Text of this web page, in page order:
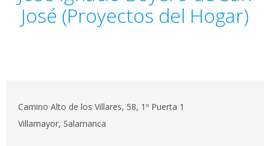
José (Proyectos del Hogar)
Camino Alto de los Villares, 58, 1º Puerta 1
Villamayor, Salamanca